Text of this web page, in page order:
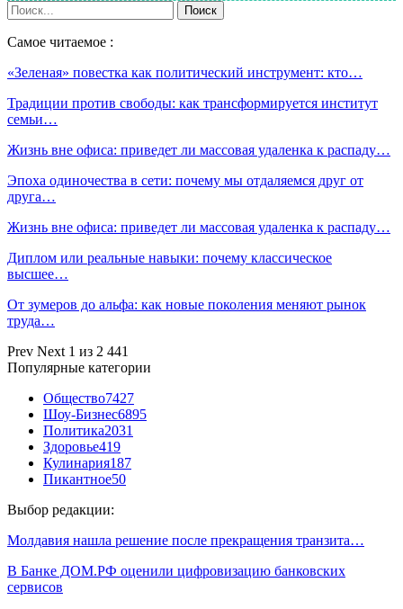
Самое читаемое :
«Зеленая» повестка как политический инструмент: кто…
Традиции против свободы: как трансформируется институт
семьи…
Жизнь вне офиса: приведет ли массовая удаленка к распаду…
Эпоха одиночества в сети: почему мы отдаляемся друг от
друга…
Жизнь вне офиса: приведет ли массовая удаленка к распаду…
Диплом или реальные навыки: почему классическое
высшее…
От зумеров до альфа: как новые поколения меняют рынок
труда…
Prev Next 1 из 2 441
Популярные категории
Общество7427
Шоу-Бизнес6895
Политика2031
Здоровье419
Кулинария187
Пикантное50
Выбор редакции:
Молдавия нашла решение после прекращения транзита…
В Банке ДОМ.РФ оценили цифровизацию банковских
сервисов